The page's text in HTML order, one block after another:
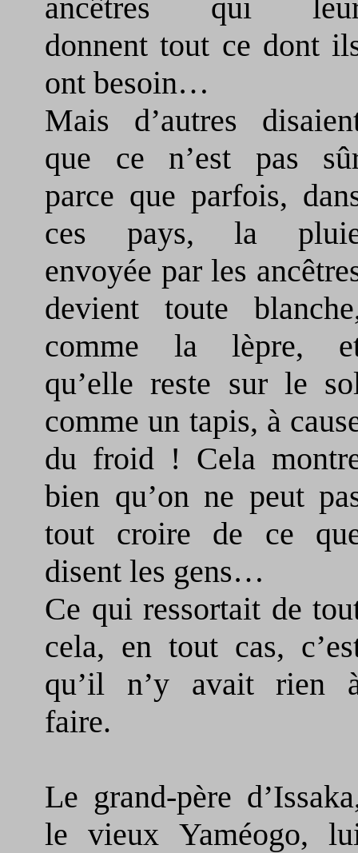
ancêtres qui
donnent tout ce dont
ont besoin…
Mais d’autres
que ce n’est pas
parce que parfois,
ces pays, la
envoyée par les
devient toute
comme la lèpre,
qu’elle reste sur le
comme un tapis, à
du froid ! Cela
bien qu’on ne peut
tout croire de ce
disent les gens…
Ce qui ressortait de
cela, en tout cas,
qu’il n’y avait rien
faire.
Le grand-père
le vieux Yaméogo,